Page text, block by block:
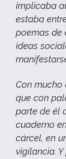
implicaba
estaba
poemas de
ideas
Con mucho
que con
parte de él
cuaderno
cárcel, en
vigilancia.